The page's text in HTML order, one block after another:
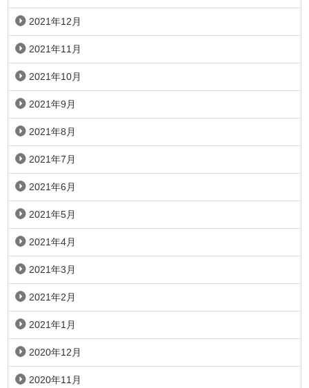
2021年12月
2021年11月
2021年10月
2021年9月
2021年8月
2021年7月
2021年6月
2021年5月
2021年4月
2021年3月
2021年2月
2021年1月
2020年12月
2020年11月